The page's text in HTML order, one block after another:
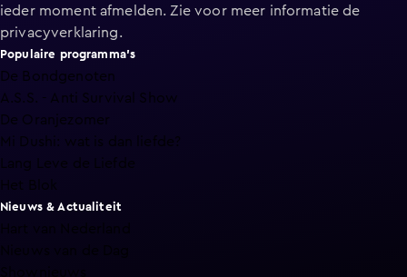
ieder moment afmelden. Zie voor meer informatie de
privacyverklaring.
Populaire programma's
De Bondgenoten
A.S.S. - Anti Survival Show
De Oranjezomer
Mi Dushi: wat is dan liefde?
Lang Leve de Liefde
Het Blok
Nieuws & Actualiteit